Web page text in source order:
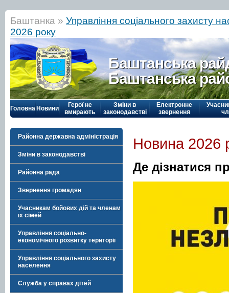
Баштанка » Управління соціального захисту
2026 року
Баштанська
Баштанська
Головна Новини
Герої не
вмирають
Зміни в
законодавстві
Електронне
звернення
Районна державна адміністрація
Зміни в законодавстві
Районна рада
Звернення громадян
Учасникам бойових дій та членам
їх сімей
Управління соціально-
економічного розвитку території
Управління соціального захисту
населення
Служба у справах дітей
Новина 2026
Де дізнатися